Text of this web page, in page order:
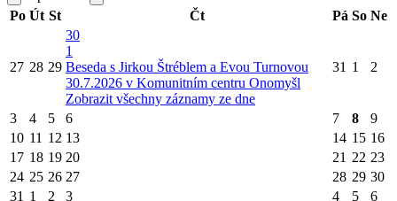
Po Út St Čt Pá So Ne
27 28 29
30
1
Beseda s Jirkou Štréblem a Evou Turnovou
30.7.2026 v Komunitním centru Onomyšl
Zobrazit všechny záznamy ze dne
31 1 2
3 4 5 6 7 8
9
10 11 12 13 14 15 16
17 18 19 20 21 22 23
24 25 26 27 28 29 30
31 1 2 3 4 5 6